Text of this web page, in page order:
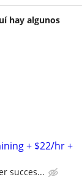
hay algunos
+ $22/hr +
succes...